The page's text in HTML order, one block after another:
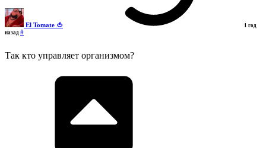
El Tomate 🍅
1 год
назад #
Так кто управляет организмом?